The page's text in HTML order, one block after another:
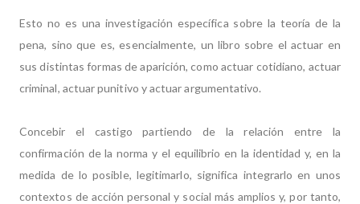
Esto no es una investigación específica sobre la teoría de la
pena, sino que es, esencialmente, un libro sobre el actuar en
sus distintas formas de aparición, como actuar cotidiano, actuar
criminal, actuar punitivo y actuar argumentativo.
Concebir el castigo partiendo de la relación entre la
confirmación de la norma y el equilibrio en la identidad y, en la
medida de lo posible, legitimarlo, significa integrarlo en unos
contextos de acción personal y social más amplios y, por tanto,